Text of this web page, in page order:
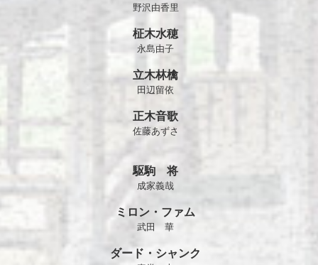
野沢由香里
柾木水穂
永島由子
立木林檎
田辺留依
正木音歌
佐藤あずさ
駆駒 将
成家義哉
ミロン・ファム
武田 華
ダード・シャンク